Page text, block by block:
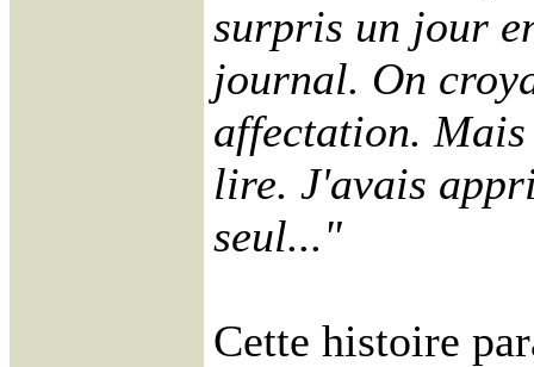
surpris un jour
journal. On
affectation.
lire. J'avais
seul..."
Cette histoire